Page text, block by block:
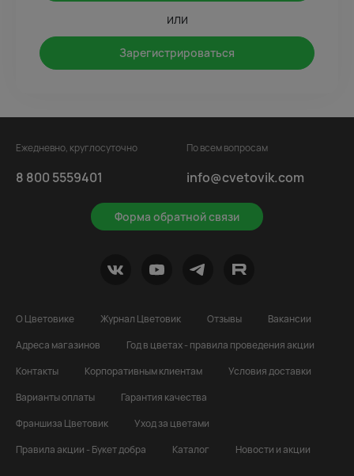
или
Зарегистрироваться
Ежедневно, круглосуточно
8 800 5559401
Форма обратной связи
По всем вопросам
info@cvetovik.com
О Цветовике Журнал Цветовик Отзывы
Вакансии
Адреса магазинов
Год в цветах - правила проведения акции
Контакты
Корпоративным клиентам
Условия доставки
Варианты оплаты
Гарантия качества
Франшиза Цветовик
Уход за цветами
Правила акции - Букет добра
Каталог Новости и акции